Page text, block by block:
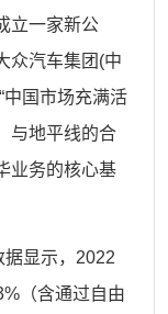
立一家新公
众汽车集团(中
中国市场充满活
与地平线的合
业务的核心基
显示，2022
（含通过自由